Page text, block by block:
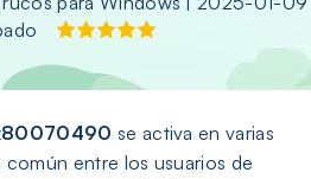
se activa en varias
entre los usuarios de